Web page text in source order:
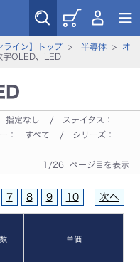
ライン】トップ> 半導体>
オ
OLED、LED
指定なし
/ ステイタス：
： すべて
/ シリーズ：
1/26 ページ目を表示
7 8 9 10 次へ
単価